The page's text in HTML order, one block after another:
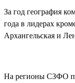
За год география
года в лидерах
Архангельская и
На регионы СЗФО по